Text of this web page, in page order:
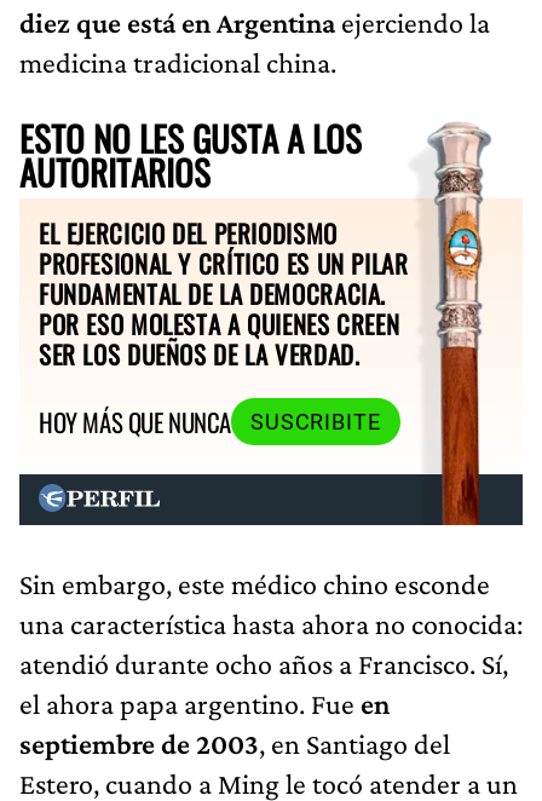
diez que está en Argentinaejerciendo la
medicina tradicional china.
ESTO NO LES GUSTA A LOS
AUTORITARIOS
EL EJERCICIO DEL PERIODISMO
PROFESIONAL Y CRÍTICO ES UN PILAR
FUNDAMENTAL DE LA DEMOCRACIA.
POR ESO MOLESTA A QUIENES CREEN
SER LOS DUEÑOS DE LA VERDAD.
HOY MÁS QUE NUNCA
SUSCRIBITE
Sin embargo, este médico chino esconde
una característica hasta ahora no conocida:
atendió durante ocho años a Francisco. Sí,
el ahora papa argentino. Fue en
septiembre de 2003, en Santiago del
Estero, cuando a Ming le tocó atender a un